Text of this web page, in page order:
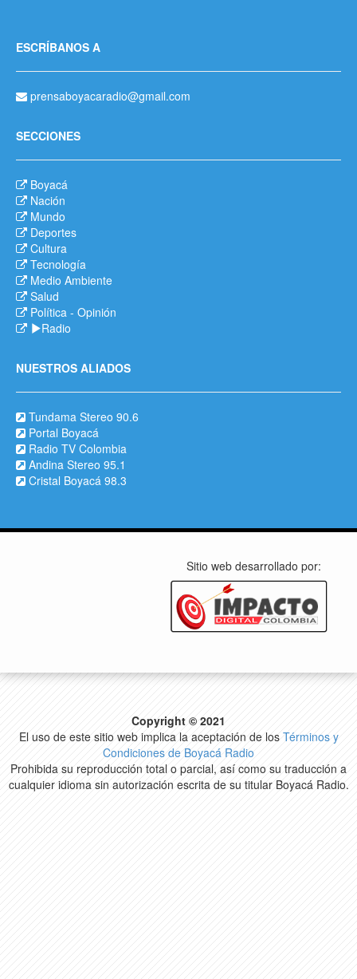
ESCRÍBANOS A
prensaboyacaradio@gmail.com
SECCIONES
Boyacá
Nación
Mundo
Deportes
Cultura
Tecnología
Medio Ambiente
Salud
Política - Opinión
Radio
NUESTROS ALIADOS
Tundama Stereo 90.6
Portal Boyacá
Radio TV Colombia
Andina Stereo 95.1
Cristal Boyacá 98.3
Sitio web desarrollado por:
Copyright © 2021
El uso de este sitio web implica la aceptación de los Términos y
Condiciones de Boyacá Radio
Prohibida su reproducción total o parcial, así como su traducción a
cualquier idioma sin autorización escrita de su titular Boyacá Radio.